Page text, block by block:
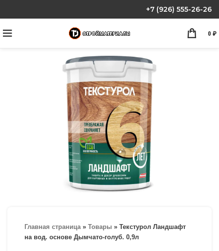
+7 (926) 555-26-26
0 ₽
Главная страница » Товары » Текстурол Ландшафт
на вод. основе Дымчато-голуб. 0,9л